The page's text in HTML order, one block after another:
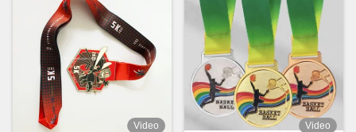
Video Video